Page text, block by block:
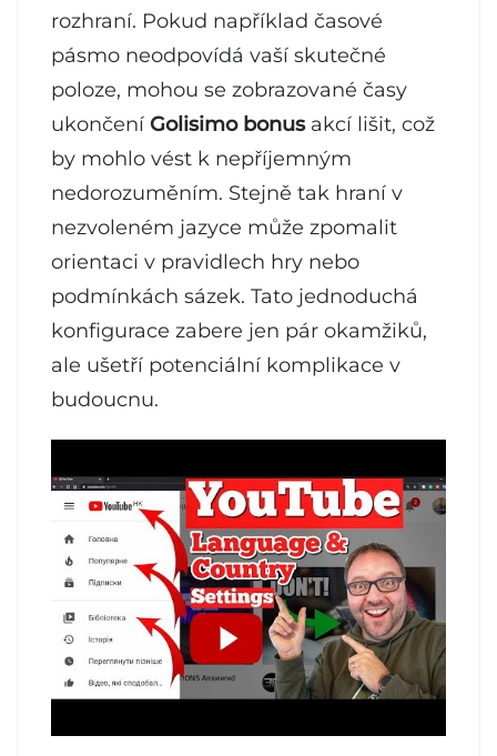
rozhraní. Pokud například časové
pásmo neodpovídá vaší skutečné
poloze, mohou se zobrazované časy
ukončení Golisimo bonusakcí lišit, což
by mohlo vést k nepříjemným
nedorozuměním. Stejně tak hraní v
nezvoleném jazyce může zpomalit
orientaci v pravidlech hry nebo
podmínkách sázek. Tato jednoduchá
konfigurace zabere jen pár okamžiků,
ale ušetří potenciální komplikace v
budoucnu.